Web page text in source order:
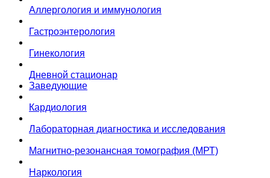
Аллергология и иммунология
Гастроэнтерология
Гинекология
Дневной стационар
Заведующие
Кардиология
Лабораторная диагностика и исследования
Магнитно-резонансная томография (МРТ)
Наркология